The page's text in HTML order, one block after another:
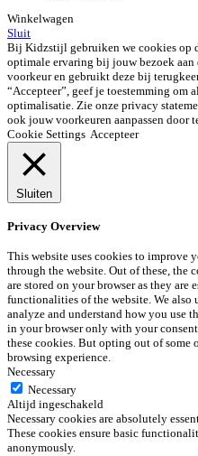
Winkelwagen
Sluit
Bij Kidzstijl gebruiken we cookies op
optimale ervaring bij jouw bezoek
voorkeur en gebruikt deze bij
“Accepteer”, geef je toestemming om
optimalisatie. Zie onze privacy
ook jouw voorkeuren aanpassen door
Cookie Settings Accepteer
Sluiten
Privacy Overview
This website uses cookies to improve
through the website. Out of these, the
are stored on your browser as they
functionalities of the website. We also
analyze and understand how you use
in your browser only with your
these cookies. But opting out of some
browsing experience.
Necessary
Necessary
Altijd ingeschakeld
Necessary cookies are absolutely
These cookies ensure basic
anonymously.